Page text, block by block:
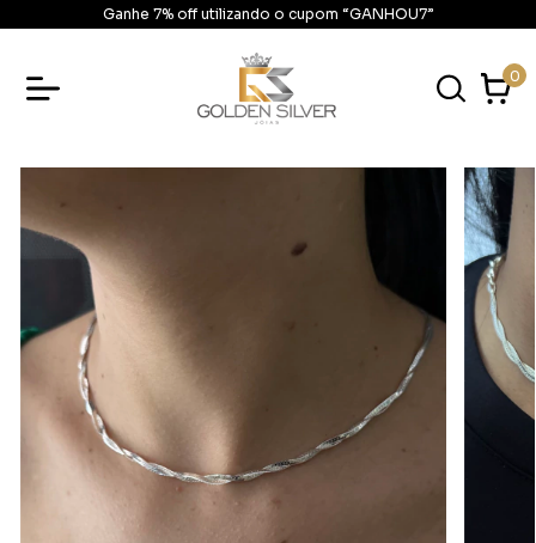
Ganhe 7% off utilizando o cupom “GANHOU7”
0